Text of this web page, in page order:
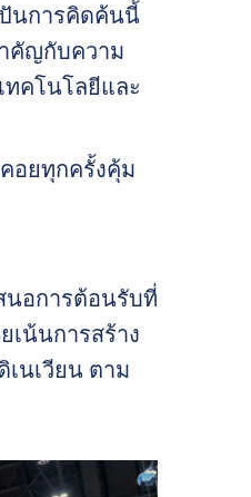
นการคิดค้นนี้
คัญกับความ
ทคโนโลยีและ
อยทุกครั้งคุ้ม
นอการต้อนรับที่
เน้นการสร้าง
นเวียน ตาม